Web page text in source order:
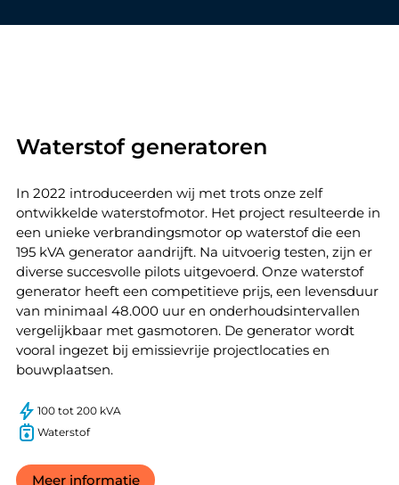
Waterstof generatoren
In 2022 introduceerden wij met trots onze zelf
ontwikkelde waterstofmotor. Het project resulteerde in
een unieke verbrandingsmotor op waterstof die een
195 kVA generator aandrijft. Na uitvoerig testen, zijn er
diverse succesvolle pilots uitgevoerd. Onze waterstof
generator heeft een competitieve prijs, een levensduur
van minimaal 48.000 uur en onderhoudsintervallen
vergelijkbaar met gasmotoren. De generator wordt
vooral ingezet bij emissievrije projectlocaties en
bouwplaatsen.
100 tot 200 kVA
Waterstof
Meer informatie